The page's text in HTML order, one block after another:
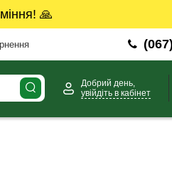
🙏
Добрий день,
увійдіть в кабінет